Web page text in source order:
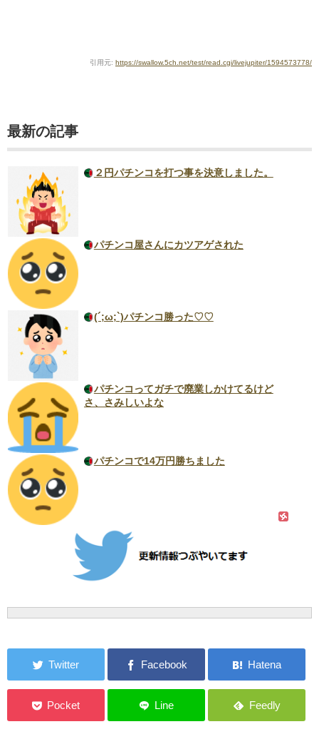
引用元: https://swallow.5ch.net/test/read.cgi/livejupiter/1594573778/
最新の記事
２円パチンコを打つ事を決意しました。
パチンコ屋さんにカツアゲされた
(´;ω;`)パチンコ勝った♡♡
パチンコってガチで廃業しかけてるけど
さ、さみしいよな
パチンコで14万円勝ちました